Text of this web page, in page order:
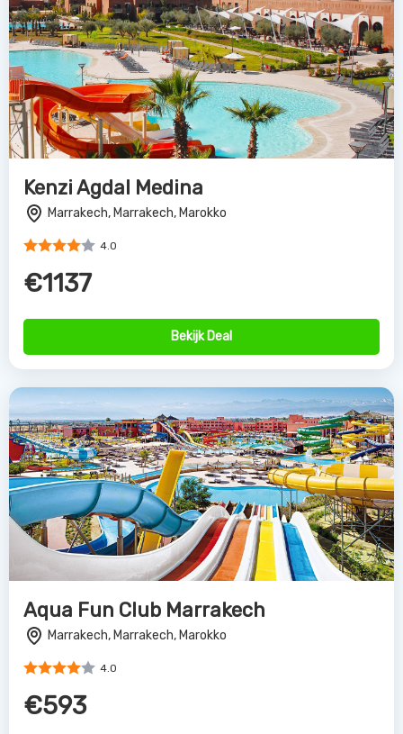
Kenzi Agdal Medina
Marrakech, Marrakech, Marokko
4.0
€1137
Bekijk Deal
Aqua Fun Club Marrakech
Marrakech, Marrakech, Marokko
4.0
€593